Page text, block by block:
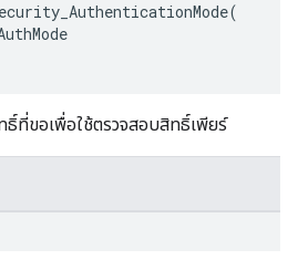
ธิ์ที่ขอเพื่อใช้ตรวจสอบสิทธิ์เพียร์